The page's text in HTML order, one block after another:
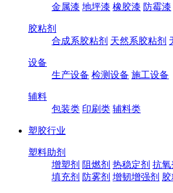
金属漆 地坪漆 橡胶漆 防霉漆
胶粘剂
合成系胶粘剂 天然系胶粘剂
设备
生产设备 检测设备 施工设备
辅料
包装类 印刷类 辅料类
塑胶行业
塑料助剂
增塑剂 阻燃剂 热稳定剂 抗氧
填充剂 防雾剂 增韧增强剂 胶